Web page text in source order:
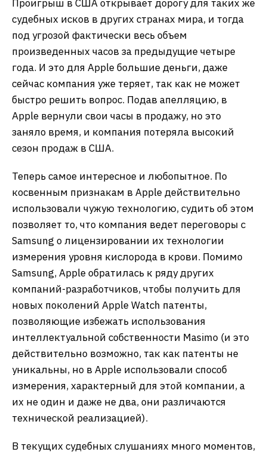
Проигрыш в США открывает дорогу для таких же
судебных исков в других странах мира, и тогда
под угрозой фактически весь объем
произведенных часов за предыдущие четыре
года. И это для Apple большие деньги, даже
сейчас компания уже теряет, так как не может
быстро решить вопрос. Подав апелляцию, в
Apple вернули свои часы в продажу, но это
заняло время, и компания потеряла высокий
сезон продаж в США.
Теперь самое интересное и любопытное. По
косвенным признакам в Apple действительно
использовали чужую технологию, судить об этом
позволяет то, что компания ведет переговоры с
Samsung о лицензировании их технологии
измерения уровня кислорода в крови. Помимо
Samsung, Apple обратилась к ряду других
компаний-разработчиков, чтобы получить для
новых поколений Apple Watch патенты,
позволяющие избежать использования
интеллектуальной собственности Masimo (и это
действительно возможно, так как патенты не
уникальны, но в Apple использовали способ
измерения, характерный для этой компании, а
их не один и даже не два, они различаются
технической реализацией).
В текущих судебных слушаниях много моментов,